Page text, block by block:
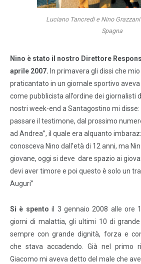
Luciano Tancredi e Nino
Spagna
Nino è stato il nostro Direttore
aprile 2007. In primavera gli dissi che
praticantato in un giornale sportivo
come pubblicista all’ordine dei giornalisti
nostri week-end a Santagostino mi
passare il testimone, dal prossimo
ad Andrea”, il quale era alquanto
conosceva Nino dall’età di 12 anni, ma
giovane, oggi si deve dare spazio ai
devi aver timore e poi questo è solo un
Auguri”
Si è spento il 3 gennaio 2008 alle ore
giorni di malattia, gli ultimi 10 di
sempre con grande dignità, forza e
che stava accadendo. Già nel primo
Giacomo mi aveva detto del male che